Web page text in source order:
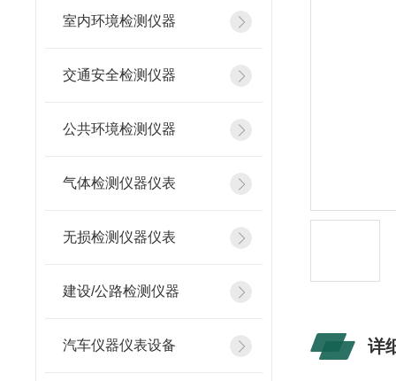
室内环境检测仪器
交通安全检测仪器
公共环境检测仪器
气体检测仪器仪表
无损检测仪器仪表
建设/公路检测仪器
汽车仪器仪表设备 详